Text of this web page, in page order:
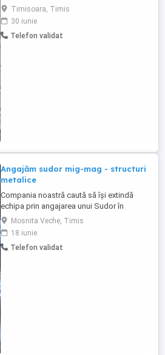
din inox, cu proiecte diverse și clienți
serioși. Căutăm un sudor profesionist, cu
experiență în lucrul cu inox, pentru
colaborare pe termen lung, într-un mediu
Timisoara, Timis
30 iunie
Telefon validat
Angajăm sudor mig-mag - structuri
metalice
Compania noastră caută să își extindă
echipa prin angajarea unui Sudor în
tehnica MIG-MAG, cu experiență relevantă
în confecții structuri metalice. Candidatul
va trebui să demonstreze abilități solide în
sudura MIG-MAG, o înțelegere profundă a
Mosnita Veche, Timis
18 iunie
Telefon validat